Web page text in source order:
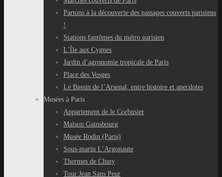
Partons à la découverte des passages couverts parisiens
!
Stations fantômes du métro parisien
L’Île aux Cygnes
Jardin d’agronomie tropicale de Paris
Place des Vosges
Le Bassin de l’Arsenal, entre histoire et anecdotes
Musées à Paris
Appartement de le Corbusier
Maison Gainsbourg
Musée Rodin (Paris)
Sous-marin L’Argonaute
Thermes de Cluny
Tour Jean Sans Peur